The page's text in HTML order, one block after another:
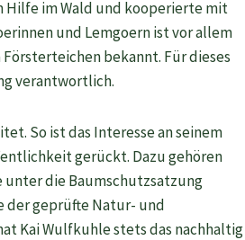
Hilfe im Wald und kooperierte mit
und Lemgoern ist vor allem
bekannt. Für dieses
verantwortlich.
So ist das Interesse an seinem
gerückt. Dazu gehören
unter die Baumschutzsatzung
der geprüfte Natur- und
Kai Wulfkuhle stets das nachhaltig